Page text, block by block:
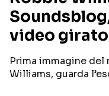
INTERVISTE
GOSSIP E CURIOSITÀ
video girato
Prima immagine
Williams, guarda